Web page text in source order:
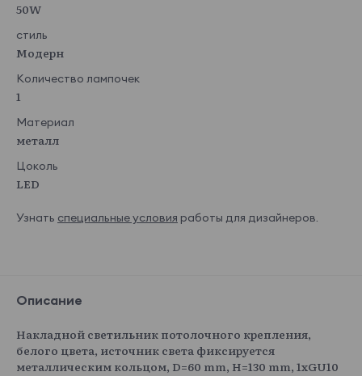
50W
стиль
Модерн
Количество лампочек
1
Материал
металл
Цоколь
LED
Узнать специальные условия работы для дизайнеров.
Описание
Накладной светильник потолочного крепления,
белого цвета, источник света фиксируется
металлическим кольцом, D=60 mm, H=130 mm, 1хGU10